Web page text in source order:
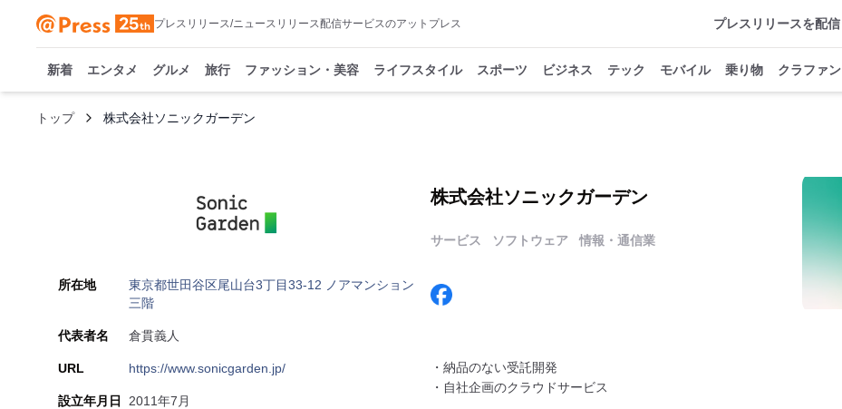
プレスリリース/ニュースリリース配信サービスのアットプレス プレスリリースを配信
新着 エンタメ グルメ 旅行 ファッション・美容 ライフスタイル スポーツ ビジネス テック モバイル 乗り物 クラファン
トップ 株式会社ソニックガーデン
株式会社ソニックガーデン
サービス ソフトウェア 情報・通信業
・納品のない受託開発
・自社企画のクラウドサービス
所在地
東京都世田谷区尾山台3丁目33-12 ノアマンション
三階
代表者名 倉貫義人
URL https://www.sonicgarden.jp/
設立年月日 2011年7月